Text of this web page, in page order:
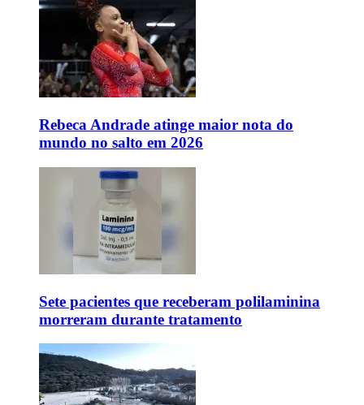
Rebeca Andrade atinge maior nota do
mundo no salto em 2026
Sete pacientes que receberam polilaminina
morreram durante tratamento